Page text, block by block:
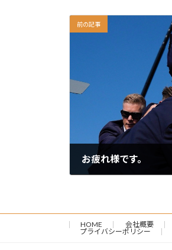
前の記事
お疲れ様です。
HOME 会社概要
プライバシーポリシー